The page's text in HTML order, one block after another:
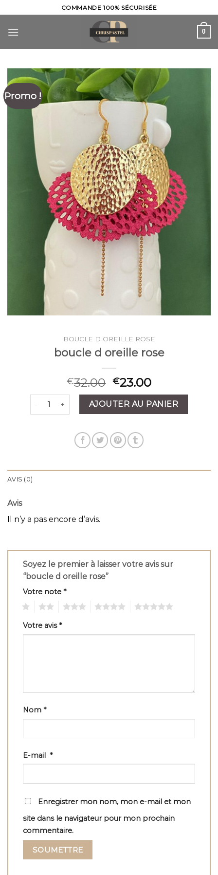
to
content
COMMANDE 100% SÉCURISÉE
0
Promo !
BOUCLE D OREILLE ROSE
boucle d oreille rose
€32.00 €23.00
quantité de boucle d oreille rose
AJOUTER AU PANIER
AVIS (0)
Avis
Il n’y a pas encore d’avis.
Soyez le premier à laisser votre avis sur
“boucle d oreille rose”
Votre note *
Votre avis*
Nom *
E-mail *
Enregistrer mon nom, mon e-mail et mon
site dans le navigateur pour mon prochain
commentaire.